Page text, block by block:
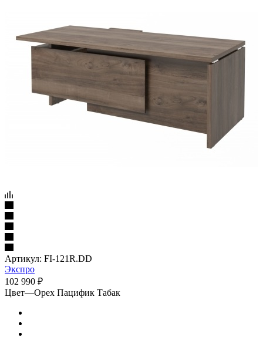
Артикул: FI-121R.DD
Экспро
102 990 ₽
Цвет—Орех Пацифик Табак